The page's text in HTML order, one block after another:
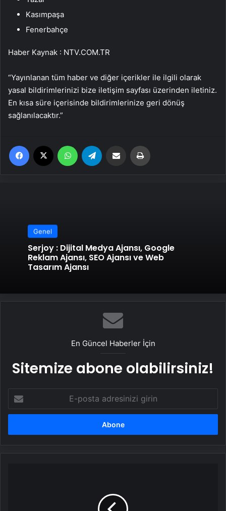
Kasımpaşa
Fenerbahçe
Haber Kaynak : NTV.COM.TR
“Yayınlanan tüm haber ve diğer içerikler ile ilgili olarak
yasal bildirimlerinizi bize iletişim sayfası üzerinden iletiniz.
En kısa süre içerisinde bildirimlerinize geri dönüş
sağlanılacaktır.”
Facebook WhatsApp Email'den paylaş
Genel
Serjoy : Dijital Medya Ajansı, Google
Reklam Ajansı, SEO Ajansı ve Web
Tasarım Ajansı
En Güncel Haberler İçin
Sitemize abone olabilirsiniz!
posta
adresinizi